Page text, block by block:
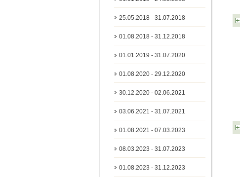
25.05.2018 - 31.07.2018
01.08.2018 - 31.12.2018
01.01.2019 - 31.07.2020
01.08.2020 - 29.12.2020
30.12.2020 - 02.06.2021
03.06.2021 - 31.07.2021
01.08.2021 - 07.03.2023
08.03.2023 - 31.07.2023
01.08.2023 - 31.12.2023